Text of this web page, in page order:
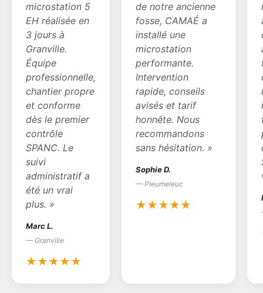
microstation 5
EH réalisée en
3 jours à
Granville.
Équipe
professionnelle,
chantier propre
et conforme
dès le premier
contrôle
SPANC. Le
suivi
administratif a
été un vrai
plus. »
Marc L.
— Granville
★★★★★
de notre ancienne
fosse, CAMAÉ a
installé une
microstation
performante.
Intervention
rapide, conseils
avisés et tarif
honnête. Nous
recommandons
sans hésitation. »
Sophie D.
— Pleumeleuc
★★★★★